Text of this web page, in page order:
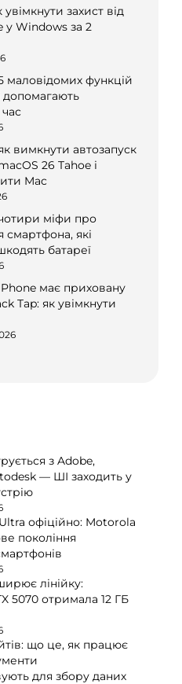
захист від
у Windows за 2
маловідомих функцій
допомагають
вимкнути автозапуск
26 Tahoe і
Mac
міфи про
смартфона, які
батареї
має приховану
Tap: як увімкнути
з Adobe,
— ШІ заходить у
офіційно: Motorola
покоління
лінійку:
5070 отримала 12 ГБ
що це, як працює
для збору даних